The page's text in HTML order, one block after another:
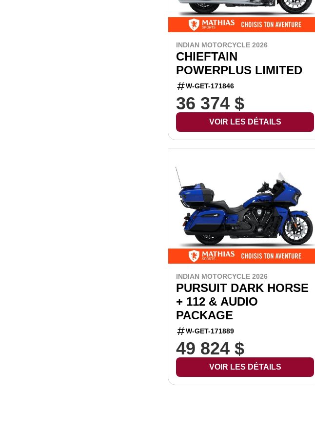
INDIAN MOTORCYCLE 2026
CHIEFTAIN
POWERPLUS LIMITED
W-GET-171846
36 374 $
VOIR LES DÉTAILS
INDIAN MOTORCYCLE 2026
PURSUIT DARK HORSE
+ 112 & AUDIO
PACKAGE
W-GET-171889
49 824 $
VOIR LES DÉTAILS